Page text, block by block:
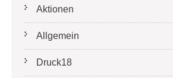
Aktionen
Allgemein
Druck18